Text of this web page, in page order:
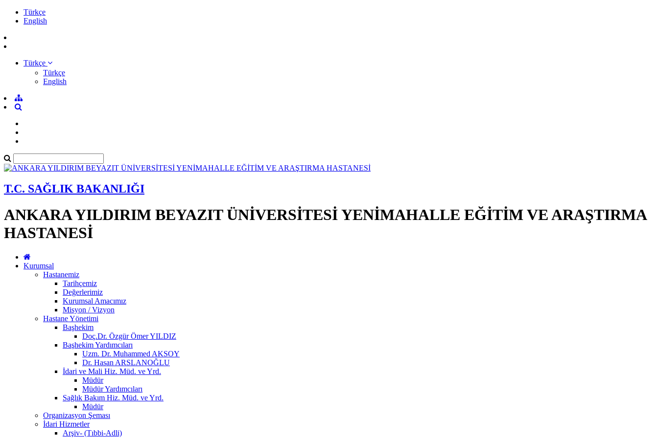
Türkçe
English
Türkçe
Türkçe
English
T.C. SAĞLIK BAKANLIĞI
ANKARA YILDIRIM BEYAZIT ÜNİVERSİTESİ YENİMAHALLE EĞİTİM VE ARAŞTIRMA
HASTANESİ
Kurumsal
Hastanemiz
Tarihçemiz
Değerlerimiz
Kurumsal Amacımız
Misyon / Vizyon
Hastane Yönetimi
Başhekim
Doç.Dr. Özgür Ömer YILDIZ
Başhekim Yardımcıları
Uzm. Dr. Muhammed AKSOY
Dr. Hasan ARSLANOĞLU
İdari ve Mali Hiz. Müd. ve Yrd.
Müdür
Müdür Yardımcıları
Sağlık Bakım Hiz. Müd. ve Yrd.
Müdür
Organizasyon Şeması
İdari Hizmetler
Arşiv- (Tıbbi-Adli)